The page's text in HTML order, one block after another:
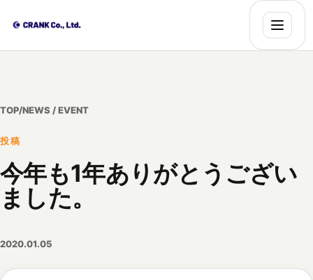
TOP/NEWS / EVENT
投稿
今年も1年ありがとうござい
ました。
2020.01.05